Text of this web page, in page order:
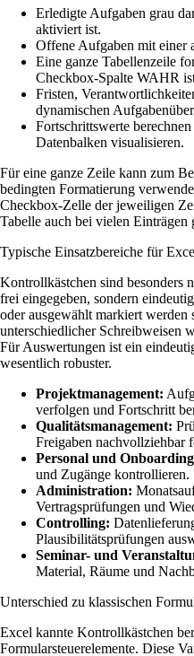
Erledigte Aufgaben grau
aktiviert ist.
Offene Aufgaben mit einer
Eine ganze Tabellenzeile
Checkbox-Spalte WAHR
Fristen,
dynamischen
Fortschrittswerte
Datenbalken visualisieren.
Für eine ganze Zeile kann zum
bedingten Formatierung
Checkbox-Zelle der jeweiligen
Tabelle auch bei vielen Einträgen
Typische Einsatzbereiche für
Kontrollkästchen sind besonders
frei eingegeben, sondern
oder ausgewählt markiert
unterschiedlicher Schreibweisen
Für Auswertungen ist ein
wesentlich robuster.
Projektmanagement:
verfolgen und Fortschritt
Qualitätsmanagement:
Freigaben nachvollziehbar
Personal und
und Zugänge kontrollieren.
Administration:
Vertragsprüfungen und
Controlling:
Plausibilitätsprüfungen
Seminar- und
Material, Räume und
Unterschied zu klassischen
Excel kannte Kontrollkästchen
Formularsteuerelemente. Diese